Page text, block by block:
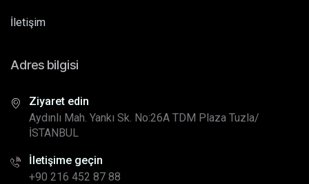
İletişim
Adres bilgisi
Ziyaret edin
Aydınlı Mah. Yankı Sk. No:26A TDM Plaza Tuzla/
İSTANBUL
İletişime geçin
+90 216 452 87 88